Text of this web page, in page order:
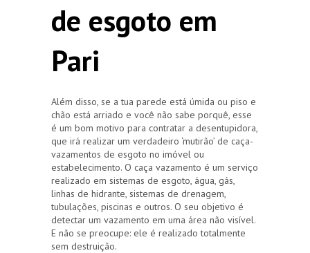
de esgoto em
Pari
Além disso, se a tua parede está úmida ou piso e
chão está arriado e você não sabe porquê, esse
é um bom motivo para contratar a desentupidora,
que irá realizar um verdadeiro ‘mutirão’ de caça-
vazamentos de esgoto no imóvel ou
estabelecimento. O caça vazamento é um serviço
realizado em sistemas de esgoto, água, gás,
linhas de hidrante, sistemas de drenagem,
tubulações, piscinas e outros. O seu objetivo é
detectar um vazamento em uma área não visível.
E não se preocupe: ele é realizado totalmente
sem destruição.